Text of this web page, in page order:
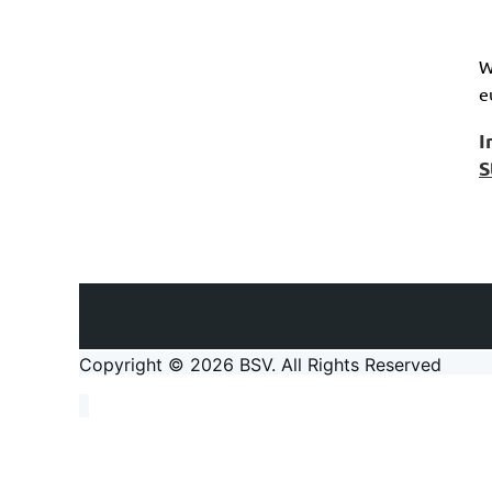
Copyright © 2026 BSV. All Rights Reserved